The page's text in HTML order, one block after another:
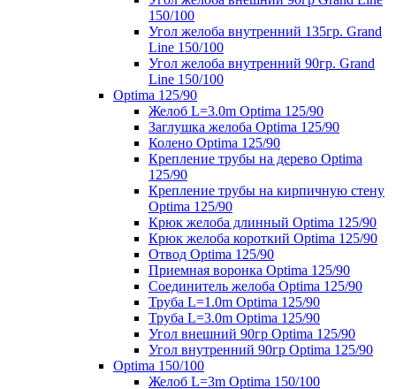
150/100
Угол желоба внутренний 135гр. Grand
Line 150/100
Угол желоба внутренний 90гр. Grand
Line 150/100
Optima 125/90
Желоб L=3.0m Optima 125/90
Заглушка желоба Optima 125/90
Колено Optima 125/90
Крепление трубы на дерево Optima
125/90
Крепление трубы на кирпичную стену
Optima 125/90
Крюк желоба длинный Optima 125/90
Крюк желоба короткий Optima 125/90
Отвод Optima 125/90
Приемная воронка Optima 125/90
Соединитель желоба Optima 125/90
Труба L=1.0m Optima 125/90
Труба L=3.0m Optima 125/90
Угол внешний 90гр Optima 125/90
Угол внутренний 90гр Optima 125/90
Optima 150/100
Желоб L=3m Optima 150/100